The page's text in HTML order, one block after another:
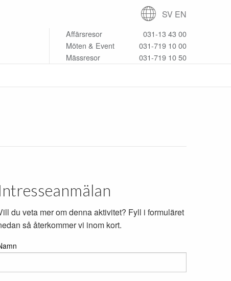
SV EN
Affärsresor
031-13 43 00
Möten & Event
031-719 10 00
Mässresor
031-719 10 50
Intresseanmälan
du veta mer om denna aktivitet? Fyll i formuläret
så återkommer vi inom kort.